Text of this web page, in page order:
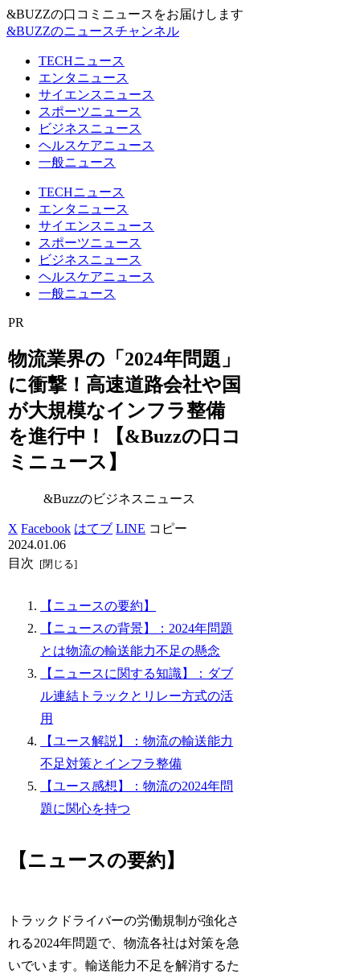
&BUZZの口コミニュースをお届けします
&BUZZのニュースチャンネル
TECHニュース
エンタニュース
サイエンスニュース
スポーツニュース
ビジネスニュース
ヘルスケアニュース
一般ニュース
TECHニュース
エンタニュース
サイエンスニュース
スポーツニュース
ビジネスニュース
ヘルスケアニュース
一般ニュース
PR
物流業界の「2024年問題」
に衝撃！高速道路会社や国
が大規模なインフラ整備
を進行中！【&Buzzの口コ
ミニュース】
&Buzzのビジネスニュース
X Facebook はてブ LINE コピー
2024.01.06
目次
【ニュースの要約】
【ニュースの背景】：2024年問題
とは物流の輸送能力不足の懸念
【ニュースに関する知識】：ダブ
ル連結トラックとリレー方式の活
用
【ユース解説】：物流の輸送能力
不足対策とインフラ整備
【ユース感想】：物流の2024年問
題に関心を持つ
【ニュースの要約】
トラックドライバーの労働規制が強化さ
れる2024年問題で、物流各社は対策を急
いでいます。輸送能力不足を解消するた